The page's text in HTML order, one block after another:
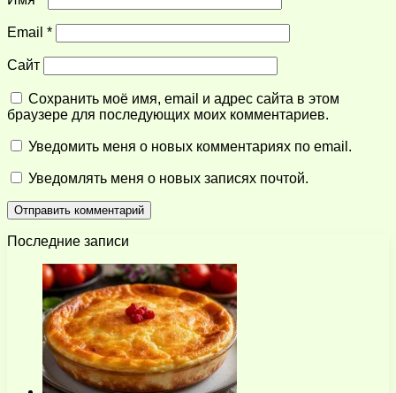
Email *
Сайт
Сохранить моё имя, email и адрес сайта в этом
браузере для последующих моих комментариев.
Уведомить меня о новых комментариях по email.
Уведомлять меня о новых записях почтой.
Последние записи